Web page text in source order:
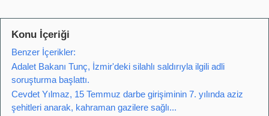
Konu İçeriği
Benzer İçerikler:
Adalet Bakanı Tunç, İzmir'deki silahlı saldırıyla ilgili adli
soruşturma başlattı.
Cevdet Yılmaz, 15 Temmuz darbe girişiminin 7. yılında aziz
şehitleri anarak, kahraman gazilere sağlı...